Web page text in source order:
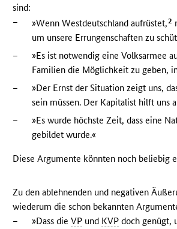
sind:
–
»Wenn Westdeutschland aufrüstet,2
um unsere Errungenschaften zu
–
»Es ist notwendig eine Volksarmee
Familien die Möglichkeit zu geben,
–
»Der Ernst der Situation zeigt uns,
sein müssen. Der Kapitalist hilft uns
–
»Es wurde höchste Zeit, dass eine
gebildet wurde.«
Diese Argumente könnten noch beliebig
Zu den ablehnenden und negativen
wiederum die schon bekannten
–
»Dass dieVP und KVP doch genügt,